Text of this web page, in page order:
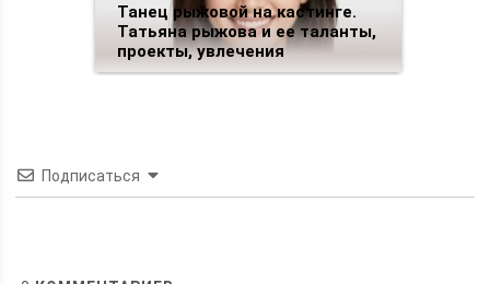
Танец рыжовой на кастинге.
Татьяна рыжова и ее таланты,
проекты, увлечения
Подписаться